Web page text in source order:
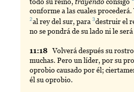
conforme a las cuales
2al rey del sur, para3destruirel
no se pondrá de su lado ni le
11:18 Volverá después su
muchas. Pero un líder, por su
oprobio causado por él;
él su oprobio.